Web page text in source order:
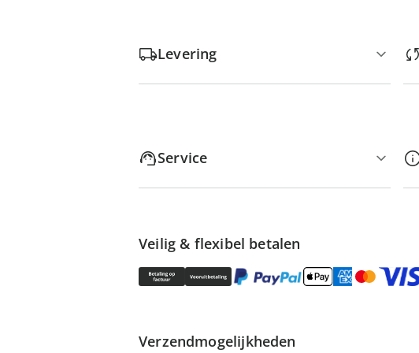
Levering
Service
Veilig & flexibel betalen
Verzendmogelijkheden